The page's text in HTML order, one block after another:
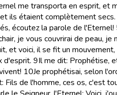
me transporta en esprit, et
ils étaient complètement secs.
écoutez la parole de l'Eternel!
je vous couvrirai de peau,
et voici, il se fit un
d'esprit. 9Il me dit: Prophétise,
10Je prophétisai, selon
Fils de l'homme, ces os, c'est